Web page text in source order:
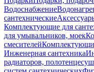
Водоснабжение
сантехнические
Комплектующие для
для умывальников, моек
смесителей
Инженерная сантехника
радиаторов,